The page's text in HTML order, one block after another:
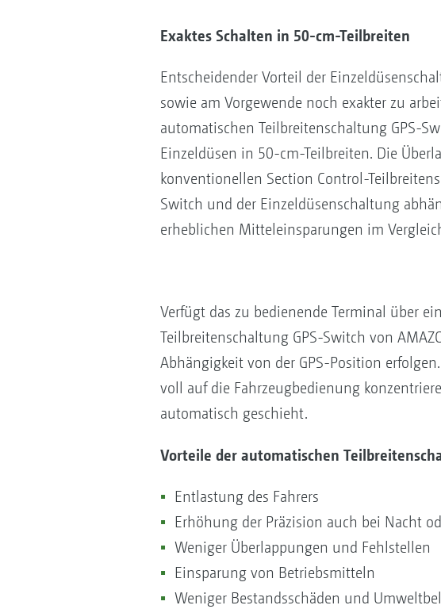
Exaktes Schalten in 50-cm-Teilbreiten
Entscheidender Vorteil der
sowie am Vorgewende noch exakter zu
automatischen Teilbreitenschaltung GPS-
Einzeldüsen in 50-cm-Teilbreiten. Die
konventionellen Section Control-
Switch und der Einzeldüsenschaltung
erheblichen Mitteleinsparungen im
Verfügt das zu bedienende Terminal über
Teilbreitenschaltung GPS-Switch von
Abhängigkeit von der GPS-Position
voll auf die Fahrzeugbedienung
automatisch geschieht.
Vorteile der automatischen
Entlastung des Fahrers
Erhöhung der Präzision auch bei Nacht
Weniger Überlappungen und Fehlstellen
Einsparung von Betriebsmitteln
Weniger Bestandsschäden und